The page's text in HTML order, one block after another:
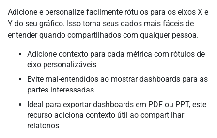
Adicione e personalize facilmente rótulos para os eixos X e
Y do seu gráfico. Isso torna seus dados mais fáceis de
entender quando compartilhados com qualquer pessoa.
Adicione contexto para cada métrica com rótulos de
eixo personalizáveis
Evite mal-entendidos ao mostrar dashboards para as
partes interessadas
Ideal para exportar dashboards em PDF ou PPT, este
recurso adiciona contexto útil ao compartilhar
relatórios